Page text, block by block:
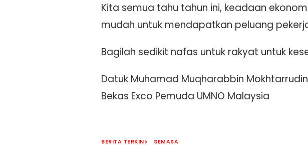
Kita semua tahu tahun ini, keadaan
mudah untuk mendapatkan peluang
Bagilah sedikit nafas untuk rakyat untuk
Datuk Muhamad Muqharabbin Mokhtarrudin
Bekas Exco Pemuda UMNO Malaysia
BERITA TERKINI SEMASA